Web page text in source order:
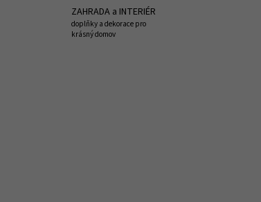
ZAHRADA a INTERIÉR
doplňky a dekorace pro
krásný domov